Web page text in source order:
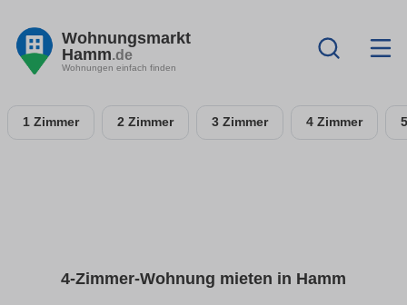
Wohnungsmarkt
Hamm.de
Wohnungen einfach finden
1 Zimmer 2 Zimmer 3 Zimmer 4 Zimmer
4-Zimmer-Wohnung mieten in Hamm